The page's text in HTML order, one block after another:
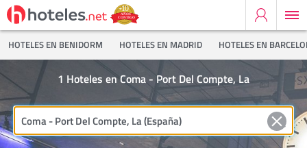
HOTELES EN BENIDORM HOTELES EN MADRID HOTELES EN
Hoteles en Coma - Port Del Compte, La
1